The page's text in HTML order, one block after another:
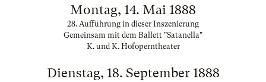
Montag, 14. Mai 1888
28. Aufführung in dieser Inszenierung
Gemeinsam mit dem Ballett "Satanella"
K. und K. Hofoperntheater
Dienstag, 18. September 1888